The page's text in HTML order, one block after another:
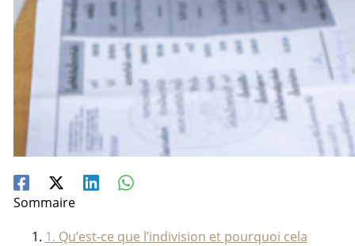
Sommaire
Qu’est-ce que l’indivision et pourquoi cela